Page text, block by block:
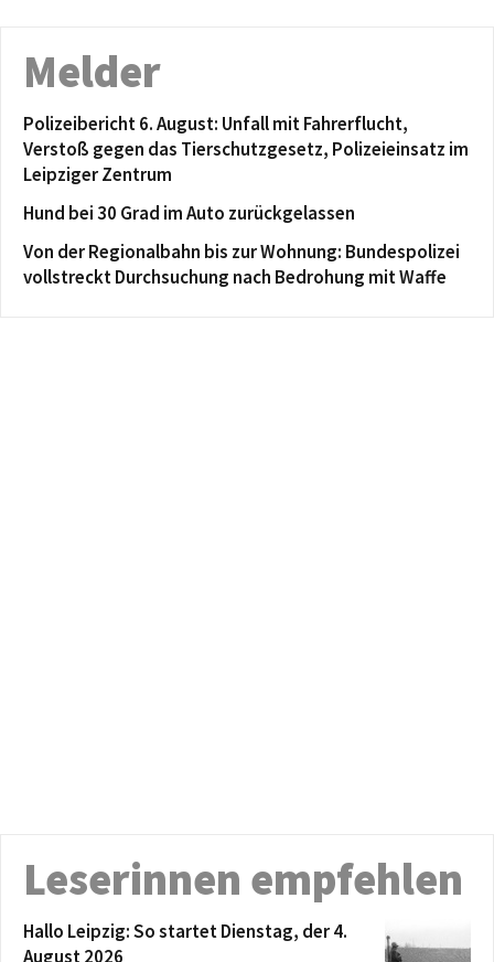
Melder
Polizeibericht 6. August: Unfall mit Fahrerflucht,
Verstoß gegen das Tierschutzgesetz, Polizeieinsatz im
Leipziger Zentrum
Hund bei 30 Grad im Auto zurückgelassen
Von der Regionalbahn bis zur Wohnung: Bundespolizei
vollstreckt Durchsuchung nach Bedrohung mit Waffe
Leserinnen empfehlen
Hallo Leipzig: So startet Dienstag, der 4.
August 2026